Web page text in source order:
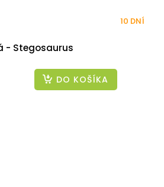
- Stegosaurus
10 DNÍ
DO KOŠÍKA